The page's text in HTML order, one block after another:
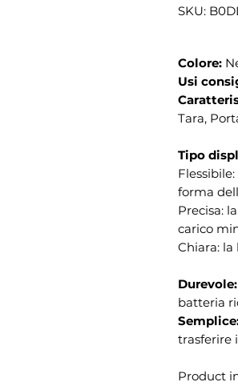
SKU:
Colore:
Usi
Tara,
Tipo
forma
Precisa:
carico
Chiara:
Durevole:
batteria
trasferire
Product